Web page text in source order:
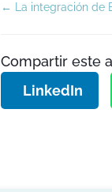
← La integración
Compartir este
LinkedIn